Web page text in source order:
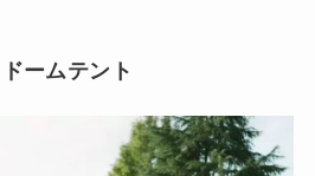
ームテント